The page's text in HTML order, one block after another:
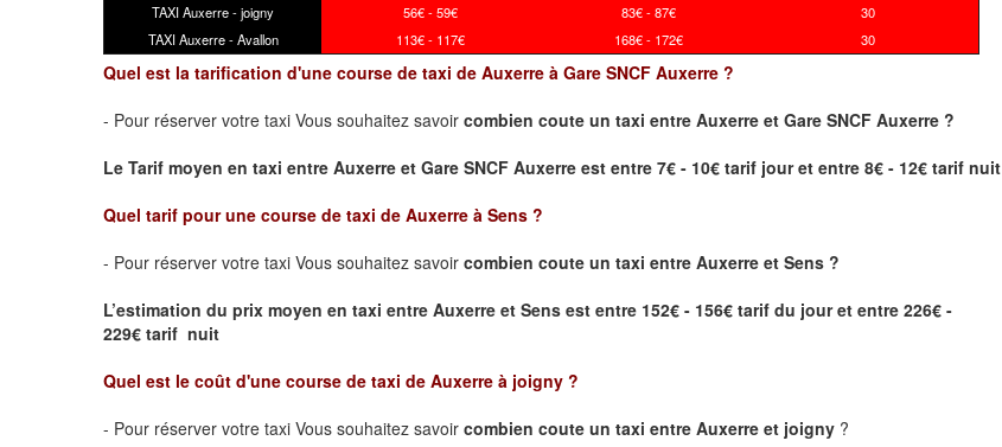
TAXI Auxerre - joigny 56€ - 59€ 83€ - 87€
30
TAXI Auxerre - Avallon
113€ - 117€ 168€ - 172€ 30
Quel est la tarification d'une course de taxi de Auxerre à Gare SNCF Auxerre ?
- Pour réserver votre taxi Vous souhaitez savoir combien coute un taxi entre Auxerre et Gare SNCF Auxerre ?
Le Tarif moyen en taxi entre Auxerre et Gare SNCF Auxerre est entre 7€ - 10€ tarif jour et entre 8€ - 12€ tarif nuit
Quel tarif pour une course de taxi de Auxerre à Sens ?
- Pour réserver votre taxi Vous souhaitez savoir combien coute un taxi entre Auxerre et Sens ?
L’estimation du prix moyen en taxi entre Auxerre et Sens est entre 152€ - 156€ tarif du jour et entre 226€ -
229€ tarif nuit
Quel est le coût d'une course de taxi de Auxerre à joigny ?
- Pour réserver votre taxi Vous souhaitez savoir combien coute un taxi entre Auxerre et joigny ?